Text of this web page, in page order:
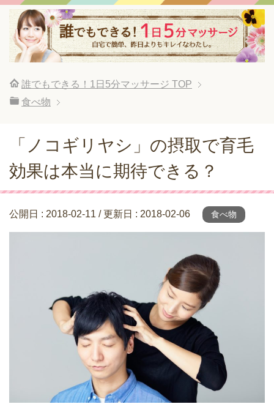
誰でもできる！1日5分マッサージ TOP
食べ物
「ノコギリヤシ」の摂取で育毛
効果は本当に期待できる？
公開日 : 2018-02-11 / 更新日 : 2018-02-06 食べ物